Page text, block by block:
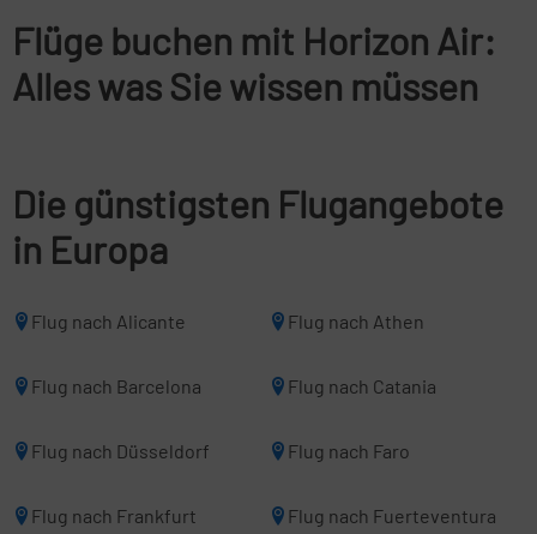
Flüge buchen mit Horizon Air:
Alles was Sie wissen müssen
Die günstigsten Flugangebote
in Europa
Flug nach Alicante Flug nach Athen
Flug nach Barcelona Flug nach Catania
Flug nach Düsseldorf Flug nach Faro
Flug nach Frankfurt Flug nach Fuerteventura